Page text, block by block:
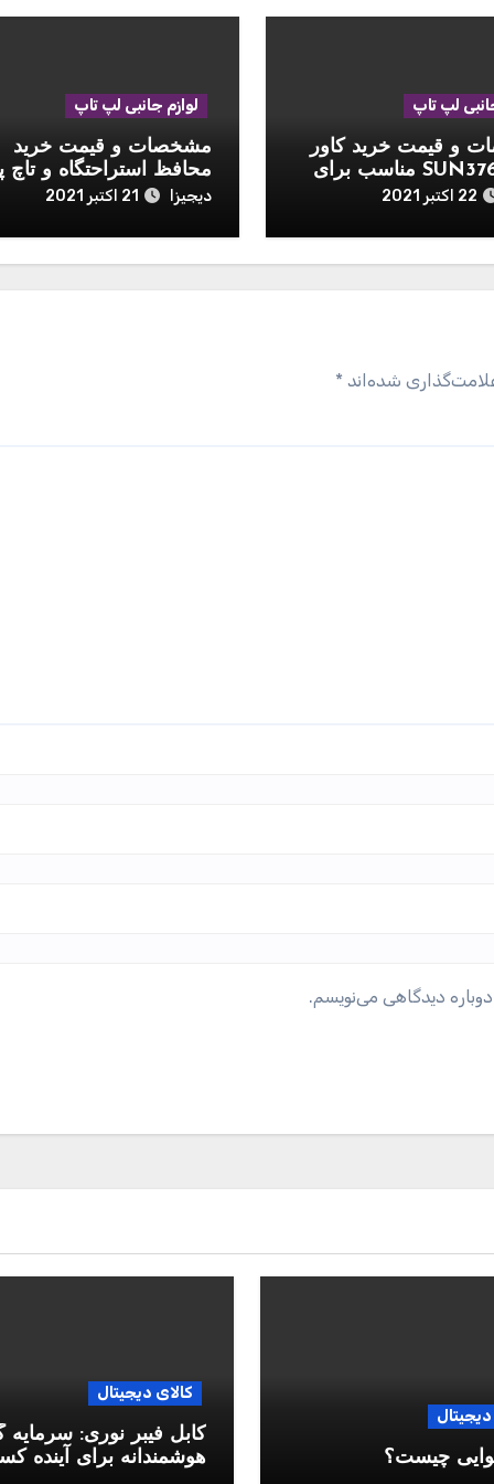
لپ تاپ
و قیمت خرید کاور
مدل SUN3765 مناسب برای
202022 اکتبر 2021
لوازم جانبی لپ تاپ
مشخصات و قیمت خرید
محافظ استراحتگاه و تاچ
موشی مدل Palmguard
دیجیزا 21 اکتبر 2021
شده‌اند *
دیدگاهی می‌نویسم.
دیجیتال
چیست؟
کالای دیجیتال
کابل فیبر نوری: سرمایه
هوشمندانه برای آینده